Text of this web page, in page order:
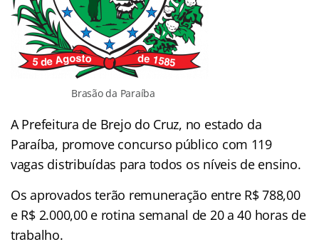
Brasão da Paraíba
A Prefeitura de Brejo do Cruz, no estado da
Paraíba, promove concurso público com 119
vagas distribuídas para todos os níveis de ensino.
Os aprovados terão remuneração entre R$ 788,00
e R$ 2.000,00 e rotina semanal de 20 a 40 horas de
trabalho.